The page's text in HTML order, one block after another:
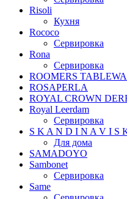
Risoli
Кухня
Rococo
Сервировка
Rona
Сервировка
ROOMERS
ROSAPERLA
ROYAL CROWN
Royal Leerdam
Сервировка
S K A N D I N A V I S
Для дома
SAMADOYO
Sambonet
Сервировка
Same